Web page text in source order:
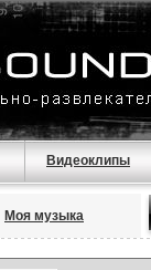
Видеоклипы
Моя музыка